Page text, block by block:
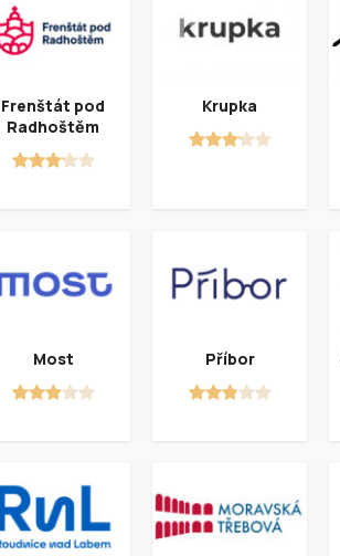
Frenštát pod
Radhoštěm
Krupka
Most Příbor